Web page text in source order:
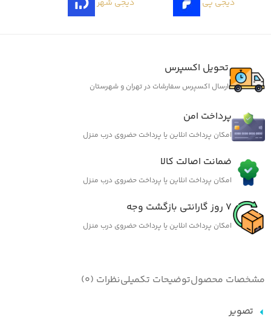
تحویل اکسپرس
ارسال اکسپرس سفارشات در تهران و شهرستان
پرداخت امن
امکان پرداخت انلاین یا پرداخت حضروی درب منزل
ضمانت اصالت کالا
امکان پرداخت انلاین یا پرداخت حضروی درب منزل
7 روز گارانتی بازگشت وجه
امکان پرداخت انلاین یا پرداخت حضروی درب منزل
مشخصات محصولتوضیحات تکمیلینظرات (0)
تصویر